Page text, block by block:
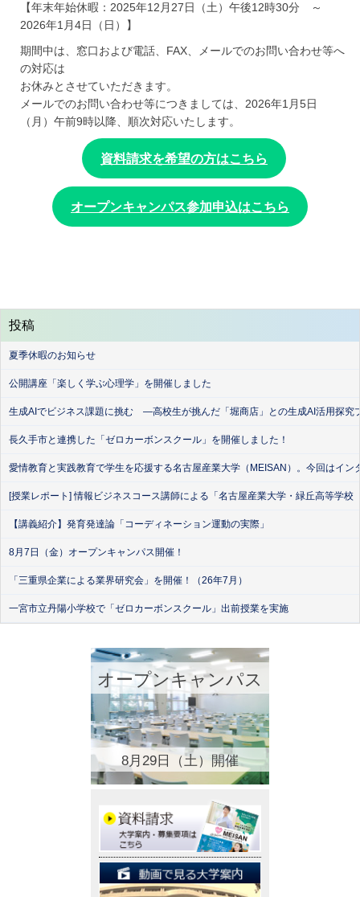
【年末年始休暇：2025年12月27日（土）午後12時30分 ～
2026年1月4日（日）】
期間中は、窓口および電話、FAX、メールでのお問い合わせ等へ
の対応は
お休みとさせていただきます。
メールでのお問い合わせ等につきましては、2026年1月5日
（月）午前9時以降、順次対応いたします。
資料請求を希望の方はこちら
オープンキャンパス参加申込はこちら
投稿
夏季休暇のお知らせ
公開講座「楽しく学ぶ心理学」を開催しました
生成AIでビジネス課題に挑む ―高校生が挑んだ「堀商店」との生成AI活用探究
長久手市と連携した「ゼロカーボンスクール」を開催しました！
愛情教育と実践教育で学生を応援する名古屋産業大学（MEISAN）。今回はイ
[授業レポート] 情報ビジネスコース講師による「名古屋産業大学・緑丘高等学
【講義紹介】発育発達論「コーディネーション運動の実際」
8月7日（金）オープンキャンパス開催！
「三重県企業による業界研究会」を開催！（26年7月）
一宮市立丹陽小学校で「ゼロカーボンスクール」出前授業を実施
オープンキャンパス
8月29日（土）開催